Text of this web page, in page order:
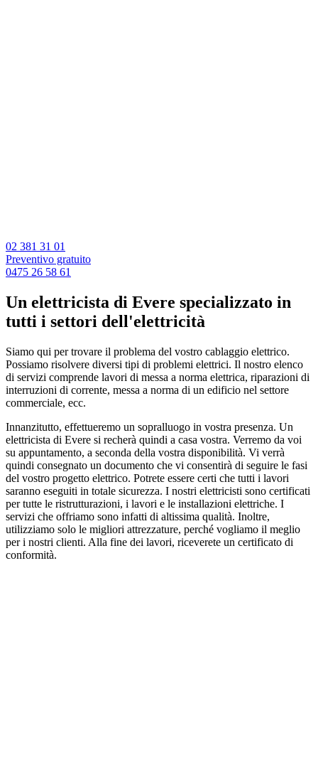
02 381 31 01
Preventivo gratuito
0475 26 58 61
Un elettricista di Evere specializzato in
tutti i settori dell'elettricità
Siamo qui per trovare il problema del vostro cablaggio elettrico.
Possiamo risolvere diversi tipi di problemi elettrici. Il nostro elenco
di servizi comprende lavori di messa a norma elettrica, riparazioni di
interruzioni di corrente, messa a norma di un edificio nel settore
commerciale, ecc.
Innanzitutto, effettueremo un sopralluogo in vostra presenza. Un
elettricista di Evere si recherà quindi a casa vostra. Verremo da voi
su appuntamento, a seconda della vostra disponibilità. Vi verrà
quindi consegnato un documento che vi consentirà di seguire le fasi
del vostro progetto elettrico. Potrete essere certi che tutti i lavori
saranno eseguiti in totale sicurezza. I nostri elettricisti sono certificati
per tutte le ristrutturazioni, i lavori e le installazioni elettriche. I
servizi che offriamo sono infatti di altissima qualità. Inoltre,
utilizziamo solo le migliori attrezzature, perché vogliamo il meglio
per i nostri clienti. Alla fine dei lavori, riceverete un certificato di
conformità.